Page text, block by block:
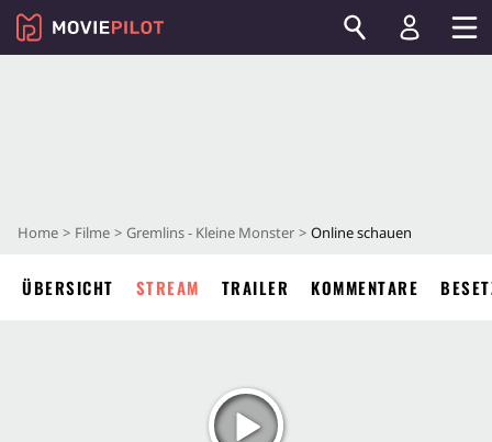
Home Filme Gremlins - Kleine Monster Online schauen
ÜBERSICHT STREAM TRAILER KOMMENTARE